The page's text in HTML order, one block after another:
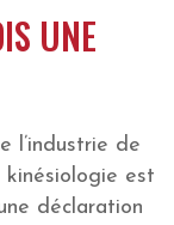
UNE
l’industrie de
kinésiologie est
déclaration